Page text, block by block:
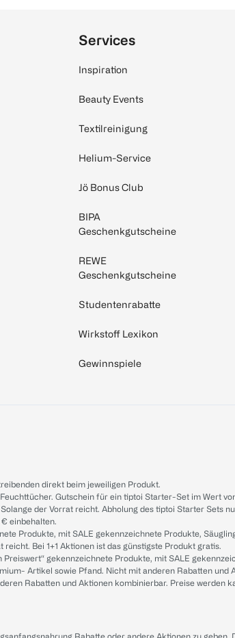
Services
Inspiration
Beauty Events
Textilreinigung
Helium-Service
Jö Bonus Club
BIPA
Geschenkgutscheine
REWE
Geschenkgutscheine
Studentenrabatte
Wirkstoff Lexikon
Gewinnspiele
direkt beim jeweiligen Produkt.
Gutschein für ein tiptoi Starter-Set im Wert
der Vorrat reicht. Abholung des tiptoi Starter
einbehalten.
Produkte, mit SALE gekennzeichnete Produkte,
Bei 1+1 Aktionen ist das günstigste Produkt gratis.
Preiswert“ gekennzeichnete Produkte, mit SALE
Artikel sowie Pfand. Nicht mit anderen Rabatten
Rabatten und Aktionen kombinierbar. Preise werden
Rabatte oder andere Aktionen zu